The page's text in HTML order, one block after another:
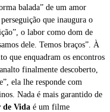
balada” de um amor
que inaugura o
o labor como dom de
dele. Temos braços”. À
que enquadram os encontros
finalmente descoberto,
ela lhe responde com
Nada é mais garantido de
Vida é um filme